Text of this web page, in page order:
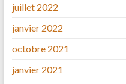
juillet 2022
janvier 2022
octobre 2021
janvier 2021